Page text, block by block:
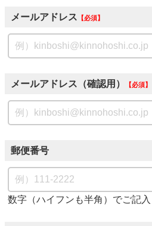
メールアドレス 必須
メールアドレス（確認用） 必須
郵便番号
数字（ハイフンも半角）でご記